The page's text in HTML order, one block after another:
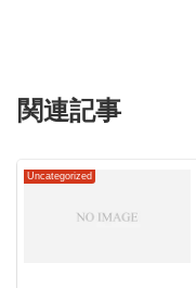
関連記事
Uncategorized